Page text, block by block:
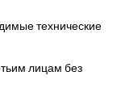
технические
лицам без